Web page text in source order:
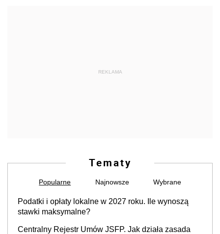
REKLAMA
Tematy
Popularne Najnowsze Wybrane
Podatki i opłaty lokalne w 2027 roku. Ile wynoszą
stawki maksymalne?
Centralny Rejestr Umów JSFP. Jak działa zasada